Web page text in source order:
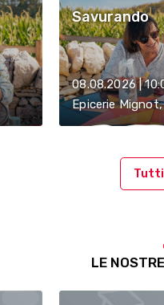
Savurando
08.08.2026 |
Epicerie
LE